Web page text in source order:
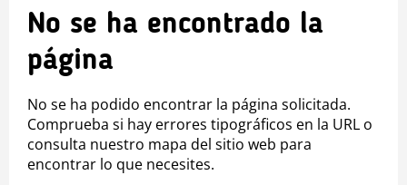
No se ha encontrado la
página
No se ha podido encontrar la página solicitada.
Comprueba si hay errores tipográficos en la URL o
consulta nuestro mapa del sitio web para
encontrar lo que necesites.